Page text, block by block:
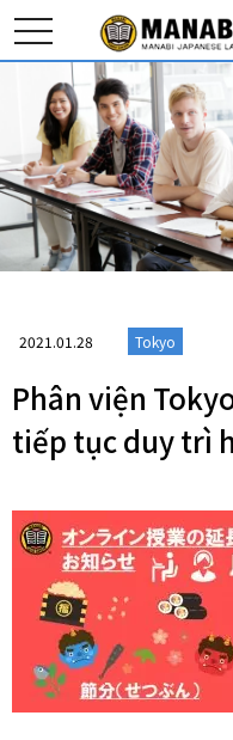
toggle
navigation
2021.01.28 Tokyo
Phân viện
tiếp tục duy trì